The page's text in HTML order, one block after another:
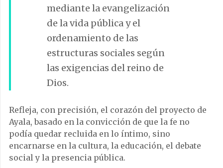
mediante la evangelización
de la vida pública y el
ordenamiento de las
estructuras sociales según
las exigencias del reino de
Dios.
Refleja, con precisión, el corazón del proyecto de
Ayala, basado en la convicción de que la fe no
podía quedar recluida en lo íntimo, sino
encarnarse en la cultura, la educación, el debate
social y la presencia pública.